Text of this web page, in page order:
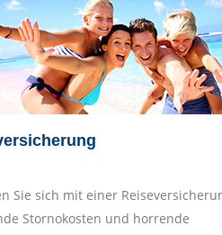
Sie sich mit einer
Stornokosten und horrende